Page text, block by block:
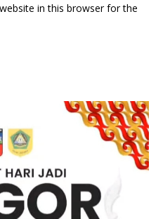
in this browser for the